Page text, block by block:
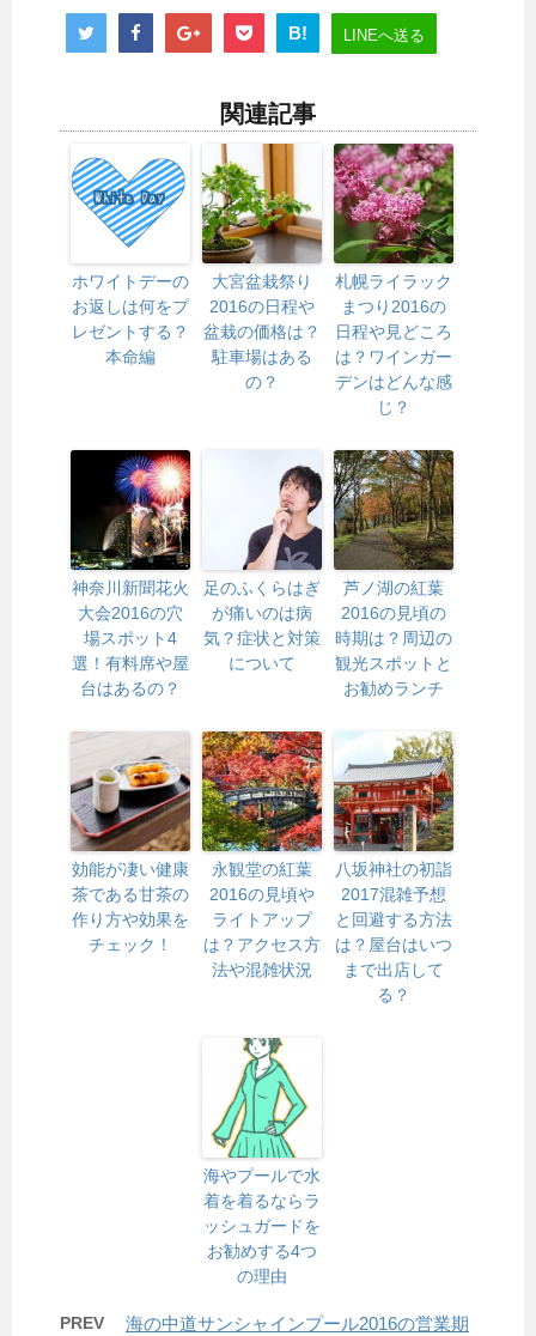
B! LINEへ送る
関連記事
ホワイトデーの
お返しは何をプ
レゼントする？
本命編
大宮盆栽祭り
2016の日程や
盆栽の価格は？
駐車場はある
の？
札幌ライラック
まつり2016の
日程や見どころ
は？ワインガー
デンはどんな感
じ？
神奈川新聞花火
大会2016の穴
場スポット4
選！有料席や屋
台はあるの？
足のふくらはぎ
が痛いのは病
気？症状と対策
について
芦ノ湖の紅葉
2016の見頃の
時期は？周辺の
観光スポットと
お勧めランチ
効能が凄い健康
茶である甘茶の
作り方や効果を
チェック！
永観堂の紅葉
2016の見頃や
ライトアップ
は？アクセス方
法や混雑状況
八坂神社の初詣
2017混雑予想
と回避する方法
は？屋台はいつ
まで出店して
る？
海やプールで水
着を着るならラ
ッシュガードを
お勧めする4つ
の理由
PREV
海の中道サンシャインプール2016の営業期